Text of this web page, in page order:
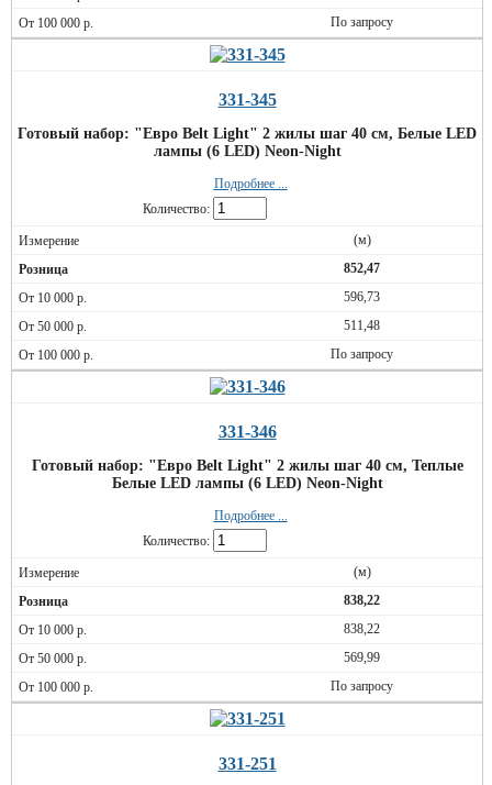
По запросу
331-345
Готовый набор: "Евро Belt Light" 2 жилы шаг 40 см, Белые LED
лампы (6 LED) Neon-Night
Подробнее ...
Количество:
(м)
852,47
596,73
511,48
По запросу
331-346
Готовый набор: "Евро Belt Light" 2 жилы шаг 40 см, Теплые
Белые LED лампы (6 LED) Neon-Night
Подробнее ...
Количество:
(м)
838,22
838,22
569,99
По запросу
331-251